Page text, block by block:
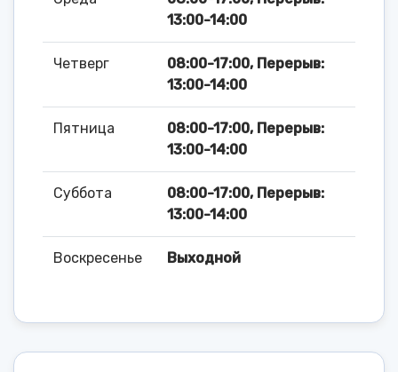
13:00-14:00
Четверг
08:00-17:00, Перерыв:
13:00-14:00
Пятница
08:00-17:00, Перерыв:
13:00-14:00
Суббота
08:00-17:00, Перерыв:
13:00-14:00
Воскресенье Выходной